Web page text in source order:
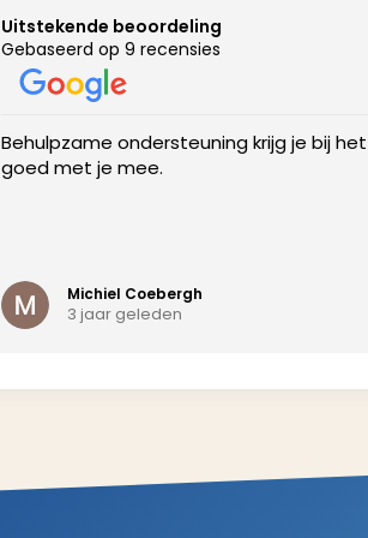
Uitstekende beoordeling
Gebaseerd op 9 recensies
Behulpzame ondersteuning krijg je bij
goed met je mee.
Michiel Coebergh
3 jaar geleden